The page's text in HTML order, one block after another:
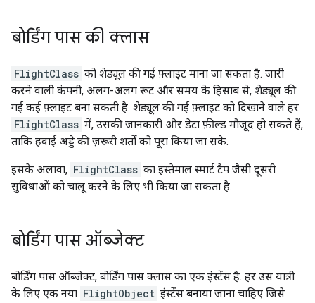
बोर्डिंग पास की क्लास
FlightClass को शेड्यूल की गई फ़्लाइट माना जा सकता है. जारी
करने वाली कंपनी, अलग-अलग रूट और समय के हिसाब से, शेड्यूल की
गई कई फ़्लाइट बना सकती है. शेड्यूल की गई फ़्लाइट को दिखाने वाले हर
FlightClass में, उसकी जानकारी और डेटा फ़ील्ड मौजूद हो सकते हैं,
ताकि हवाई अड्डे की ज़रूरी शर्तों को पूरा किया जा सके.
इसके अलावा, FlightClass का इस्तेमाल स्मार्ट टैप जैसी दूसरी
सुविधाओं को चालू करने के लिए भी किया जा सकता है.
बोर्डिंग पास ऑब्जेक्ट
बोर्डिंग पास ऑब्जेक्ट, बोर्डिंग पास क्लास का एक इंस्टेंस है. हर उस यात्री
के लिए एक नया FlightObject इंस्टेंस बनाया जाना चाहिए जिसे